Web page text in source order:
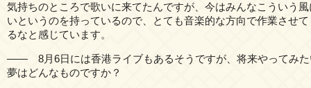
気持ちのところで歌いに来てたんですが、今はみんなこういう
いというのを持っているので、とても音楽的な方向で作業させ
るなと感じています。
―― 8月6日には香港ライブもあるそうですが、将来やってみた
夢はどんなものですか？